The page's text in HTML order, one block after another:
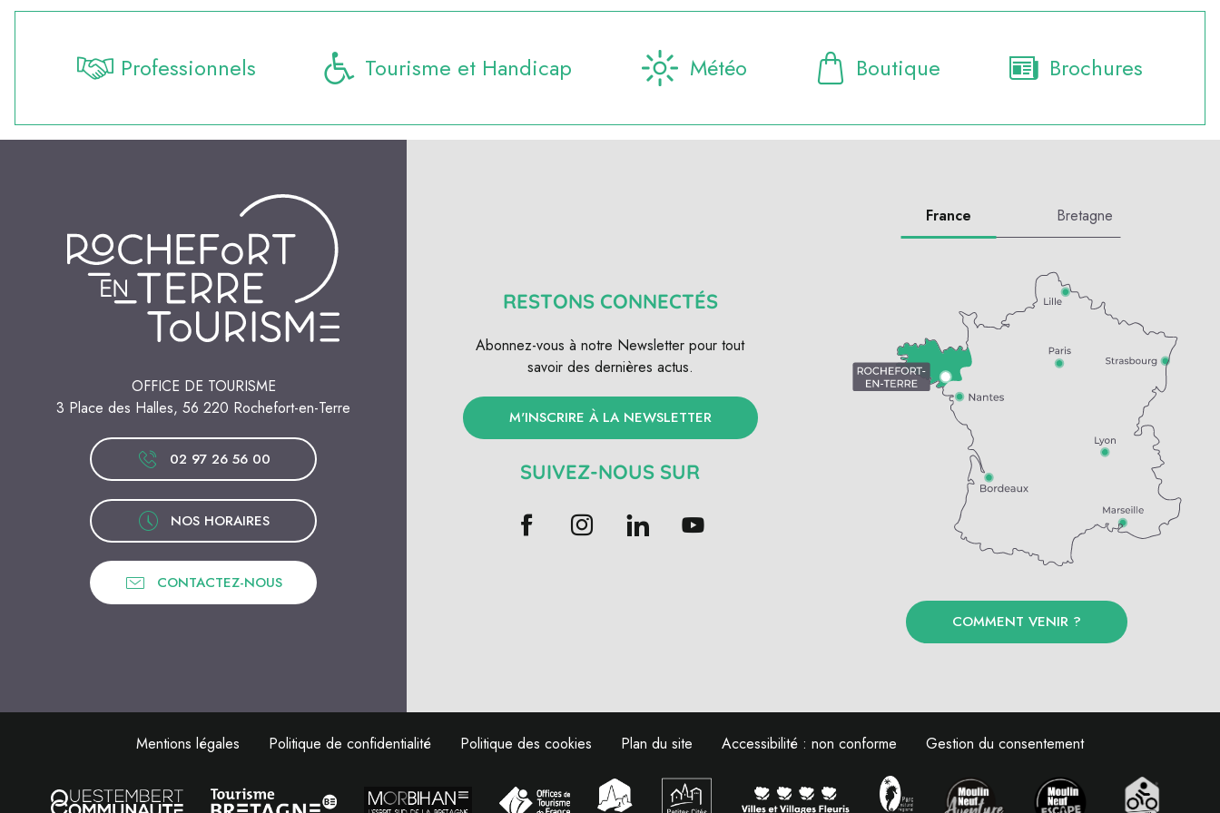
Professionnels Tourisme et Handicap Météo Boutique Brochures
OFFICE DE TOURISME
3 Place des Halles, 56 220 Rochefort-en-Terre
02 97 26 56 00
NOS HORAIRES
CONTACTEZ-NOUS
RESTONS CONNECTÉS
Abonnez-vous à notre Newsletter pour tout
savoir des dernières actus.
M'INSCRIRE À LA NEWSLETTER
SUIVEZ-NOUS SUR
France Bretagne
COMMENT VENIR ?
Mentions légales Politique de confidentialité Politique des cookies Plan du site Accessibilité : non conforme Gestion du consentement